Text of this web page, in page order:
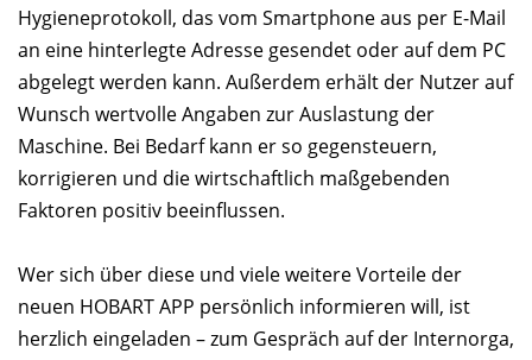
Hygieneprotokoll, das vom Smartphone aus per E-Mail
an eine hinterlegte Adresse gesendet oder auf dem PC
abgelegt werden kann. Außerdem erhält der Nutzer auf
Wunsch wertvolle Angaben zur Auslastung der
Maschine. Bei Bedarf kann er so gegensteuern,
korrigieren und die wirtschaftlich maßgebenden
Faktoren positiv beeinflussen.
Wer sich über diese und viele weitere Vorteile der
neuen HOBART APP persönlich informieren will, ist
herzlich eingeladen – zum Gespräch auf der Internorga,